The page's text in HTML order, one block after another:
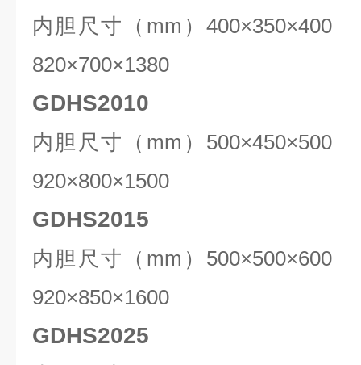
内胆尺寸（mm）400×35
820×700×1380
GDHS2010
内胆尺寸（mm） 500×45
920×800×1500
GDHS2015
内胆尺寸（mm）500×500×6
920×850×1600
GDHS2025